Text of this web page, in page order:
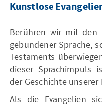
Kunstlose
Berühren wir mit den
gebundener Sprache,
Testaments
dieser Sprachimpuls
der Geschichte unserer
Als die Evangelien